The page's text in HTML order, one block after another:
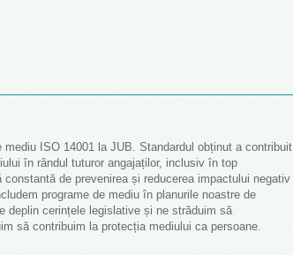
mediu ISO 14001 la JUB. Standardul obținut a contribuit
în rândul tuturor angajaților, inclusiv în top
de prevenirea și reducerea impactului negativ
programe de mediu în planurile noastre de
deplin cerințele legislative și ne străduim să
să contribuim la protecția mediului ca persoane.